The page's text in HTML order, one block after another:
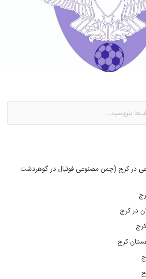
در کرج (چمن مصنوعی فوتبال در گوهردشت
در کرج
کرج